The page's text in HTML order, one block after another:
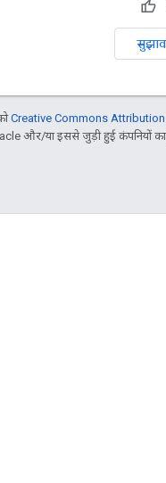
Creative Commons
और/या इससे जुड़ी हुई कंपनियों का,